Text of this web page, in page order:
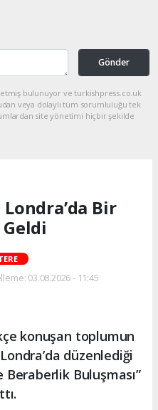
Gönder
etmiş bulunuyor ve turkishpress.co.uk
veya dolaylı tüm sorumluluğu tek
site yönetimi hiçbir şekilde
Bir
03.08.2026 - 11:45
konuşan toplumun
düzenlediği
Beraberlik Buluşması”